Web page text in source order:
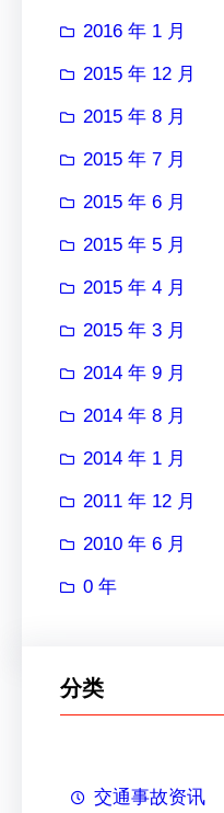
2016 年 1 月
2015 年 12 月
2015 年 8 月
2015 年 7 月
2015 年 6 月
2015 年 5 月
2015 年 4 月
2015 年 3 月
2014 年 9 月
2014 年 8 月
2014 年 1 月
2011 年 12 月
2010 年 6 月
0 年
分类
交通事故资讯